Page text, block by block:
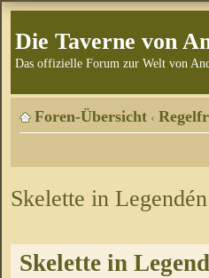
Die Taverne von
Das offizielle Forum zur Welt von
Foren-Übersicht ‹
Skelette in
Skelette in